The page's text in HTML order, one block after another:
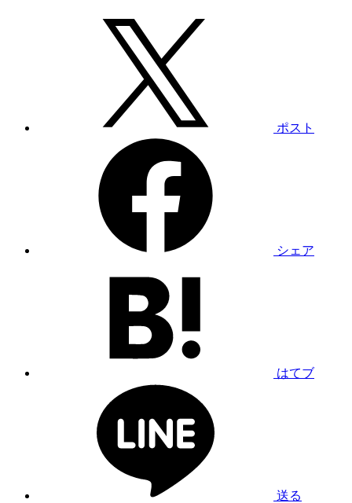
ポスト
シェア
はてブ
送る